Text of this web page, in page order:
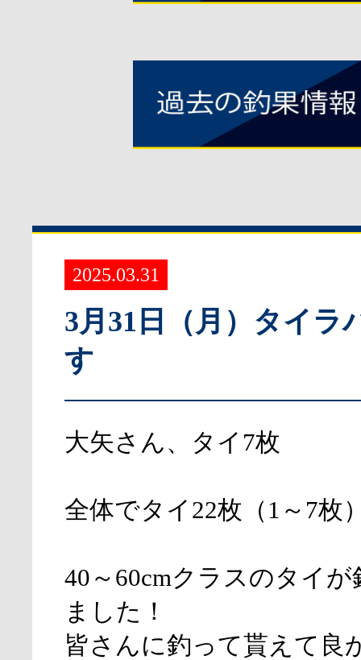
2025.03.31
3月31日（月）タイラ
す
大矢さん、タイ7枚
全体でタイ22枚（1～7枚
40～60cmクラスのタイ
ました！
皆さんに釣って貰えて良